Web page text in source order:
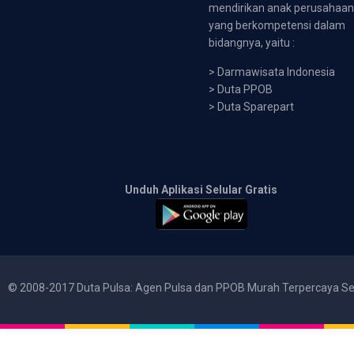
mendirikan anak perusahaan
yang berkompetensi dalam
bidangnya, yaitu :
> Darmawisata Indonesia
> Duta PPOB
> Duta Sparepart
Unduh Aplikasi Selular Gratis
© 2008-2017 Duta Pulsa: Agen Pulsa dan PPOB Murah Terpercaya